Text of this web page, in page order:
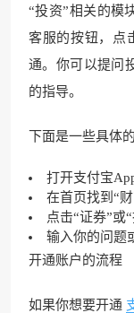
“投资”相关的模
客服的按钮，点
通。你可以提问
的指导。
下面是一些具体的
打开支付宝
在首页找到“财
点击“证券”或
输入你的问题
开通账户的流程
如果你想要开通